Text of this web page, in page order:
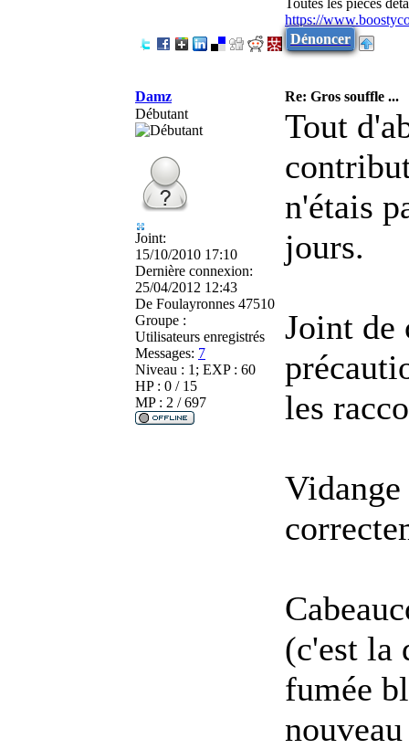
Toutes les pièces
https://
Dénoncer
Damz
Re: Gros souffle ...
Débutant
Joint:
15/10/2010 17:10
Dernière connexion:
25/04/2012 12:43
De Foulayronnes 47510
Groupe :
Utilisateurs enregistrés
Messages: 7
Niveau : 1; EXP : 60
HP : 0 / 15
MP : 2 / 697
Tout
n'étais
jours.
Joint de
les
Ca
(c'est la
fumée